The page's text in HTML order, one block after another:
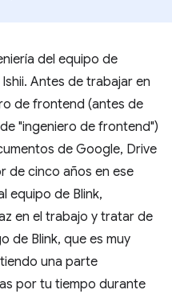
del equipo de
Antes de trabajar en
de frontend (antes de
"ingeniero de frontend")
de Google, Drive
de cinco años en ese
equipo de Blink,
en el trabajo y tratar de
de Blink, que es muy
una parte
por tu tiempo durante